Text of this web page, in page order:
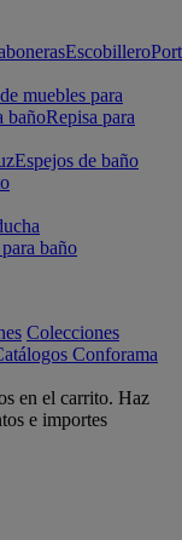
Escobillero
muebles para
bañoRepisa para
Espejos de baño
baño
Colecciones
Conforama
en el carrito. Haz
e importes